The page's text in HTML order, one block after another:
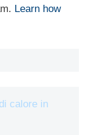
Learn how
calore in